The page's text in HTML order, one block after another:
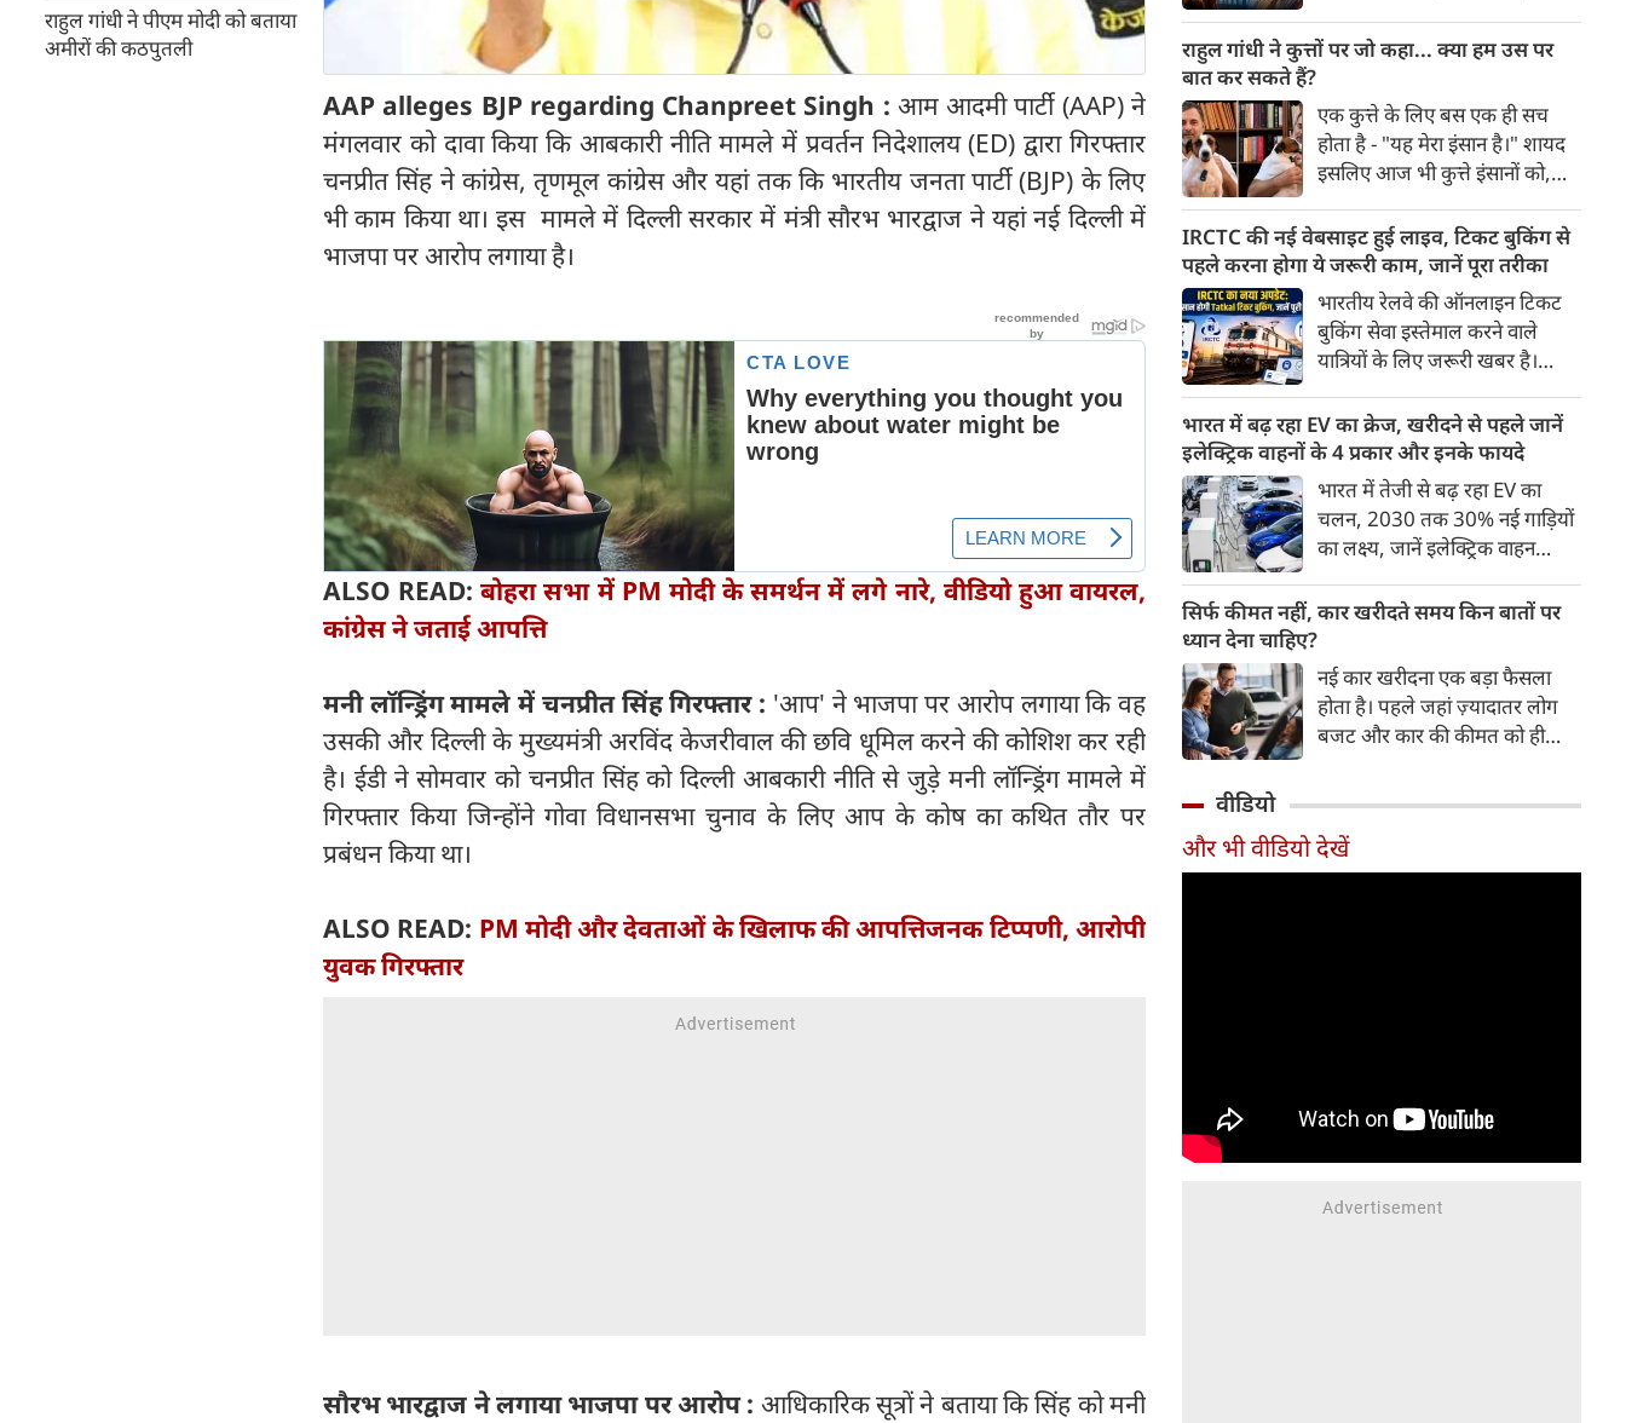
राहुल गांधी ने पीएम मोदी को बताया
अमीरों की कठपुतली
AAP alleges BJP regarding Chanpreet Singh : आम आदमी पार्टी (AAP) ने
मंगलवार को दावा किया कि आबकारी नीति मामले में प्रवर्तन निदेशालय (ED) द्वारा गिरफ्तार
चनप्रीत सिंह ने कांग्रेस, तृणमूल कांग्रेस और यहां तक कि भारतीय जनता पार्टी (BJP) के लिए
भी काम किया था। इस मामले में दिल्ली सरकार में मंत्री सौरभ भारद्वाज ने यहां नई दिल्ली में
भाजपा पर आरोप लगाया है।
ALSO READ:बोहरा सभा में PM मोदी के समर्थन में लगे नारे, वीडियो हुआ वायरल,
कांग्रेस ने जताई आपत्ति
मनी लॉन्ड्रिंग मामले में चनप्रीत सिंह गिरफ्तार : 'आप' ने भाजपा पर आरोप लगाया कि वह
उसकी और दिल्ली के मुख्यमंत्री अरविंद केजरीवाल की छवि धूमिल करने की कोशिश कर रही
है। ईडी ने सोमवार को चनप्रीत सिंह को दिल्ली आबकारी नीति से जुड़े मनी लॉन्ड्रिंग मामले में
गिरफ्तार किया जिन्होंने गोवा विधानसभा चुनाव के लिए आप के कोष का कथित तौर पर
प्रबंधन किया था।
ALSO READ: PM मोदी और देवताओं के खिलाफ की आपत्तिजनक टिप्‍पणी, आरोपी
युवक गिरफ्तार
सौरभ भारद्वाज ने लगाया भाजपा पर आरोप : आधिकारिक सूत्रों ने बताया कि सिंह को मनी
भारत में रहेंगे। ‘ट्रांसफॉर्म रूरल
अनुसार भारत विकसित देशों के
विपरीत समृद्ध बनने से पहले ही वृद्ध
होती आबादी वाले देश की श्रेणी में
पहुंच रहा है।
राहुल गांधी ने कुत्तों पर जो कहा... क्या हम उस पर
बात कर सकते हैं?
एक कुत्ते के लिए बस एक ही सच
होता है - "यह मेरा इंसान है।" शायद
इसलिए आज भी कुत्ते इंसानों को,
भू-राजनीति से लेकर कृत्रिम
बुद्धिमत्ता, जलवायु परिवर्तन से लेकर
क्रिकेट तक हर विषय पर बहस कर
सकते हैं, तो उस जीव पर भी एक
गंभीर चर्चा बनती है जिसने किसी भी
सभ्यता से पहले इंसान का साथ चुना
था। दुर्भाग्य यह है कि आज कुत्तों के
बारे में हमारी राय पशु-चिकित्सकों,
व्यवहार वैज्ञानिकों या विशेषज्ञों से
कम... और व्हाट्सऐप यूनिवर्सिटी से
ज़्यादा बनती है।
IRCTC की नई वेबसाइट हुई लाइव, टिकट बुकिंग से
पहले करना होगा ये जरूरी काम, जानें पूरा तरीका
भारतीय रेलवे की ऑनलाइन टिकट
बुकिंग सेवा इस्तेमाल करने वाले
यात्रियों के लिए जरूरी खबर है।
वेबसाइट का बीटा वर्जन लॉन्च कर
दिया है। करीब 24 साल पुराने
इंटरफेस के बाद वेबसाइट को नए
डिजाइन और कई नए फीचर्स के साथ
अपडेट किया गया है।
भारत में बढ़ रहा EV का क्रेज, खरीदने से पहले जानें
इलेक्ट्रिक वाहनों के 4 प्रकार और इनके फायदे
भारत में तेजी से बढ़ रहा EV का
चलन, 2030 तक 30% नई गाड़ियों
का लक्ष्य, जानें इलेक्ट्रिक वाहन
200 अरब रुपए का मौका
सिर्फ कीमत नहीं, कार खरीदते समय किन बातों पर
ध्यान देना चाहिए?
नई कार खरीदना एक बड़ा फैसला
होता है। पहले जहां ज़्यादातर लोग
बजट और कार की कीमत को ही
खरीदते समय किन बातों पर ध्यान
देना चाहिए।
वीडियो
और भी वीडियो देखें